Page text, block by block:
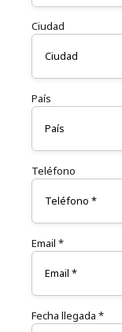
Ciudad
País
Teléfono
Email *
Fecha llegada *